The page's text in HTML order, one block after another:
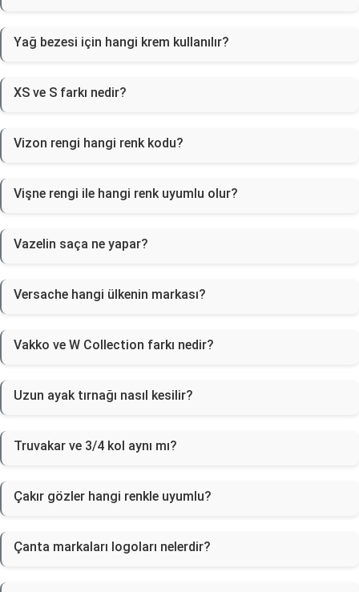
Yağ bezesi için hangi krem kullanılır?
XS ve S farkı nedir?
Vizon rengi hangi renk kodu?
Vişne rengi ile hangi renk uyumlu olur?
Vazelin saça ne yapar?
Versache hangi ülkenin markası?
Vakko ve W Collection farkı nedir?
Uzun ayak tırnağı nasıl kesilir?
Truvakar ve 3/4 kol aynı mı?
Çakır gözler hangi renkle uyumlu?
Çanta markaları logoları nelerdir?